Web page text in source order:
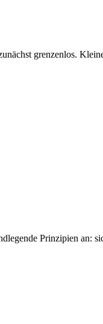
grenzenlos.
Prinzipien an: